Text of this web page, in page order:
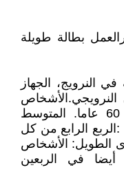
بطالة طويلة
النرويج، الجهاز
النرويجي.الأشخاص
الذين تتراوح أعمارهم بين 20 و 60 عاما. المتوسط
القياس :الربع الرابع من كل
الطويل: الأشخاص
أيضا في الربعين